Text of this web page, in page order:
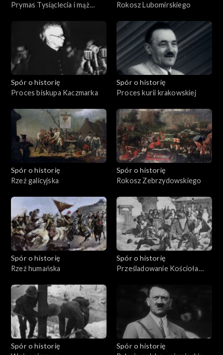
Prymas Tysiąclecia i mąż
Rokosz Lubomirskiego
Spór o historię
Proces biskupa Kaczmarka
Spór o historię
Proces kurii krakowskiej
Spór o historię
Rzeź galicyjska
Spór o historię
Rokosz Zebrzydowskiego
Spór o historię
Rzeź humańska
Spór o historię
Prześladowanie Kościoła
rosyjskim
Spór o historię
Spór o historię